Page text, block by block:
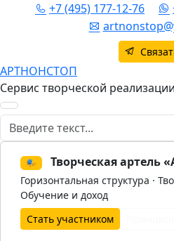
+7 (495) 177-12-76
АРТНОНСТОП
Сервис творческой
Поиск
🎭 Творческая артель
Горизонтальная структура ·
Обучение и доход
Стать участником